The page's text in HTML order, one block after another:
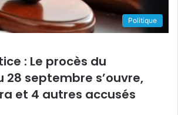
Politique
: Le procès du
28 septembre s’ouvre,
et 4 autres accusés